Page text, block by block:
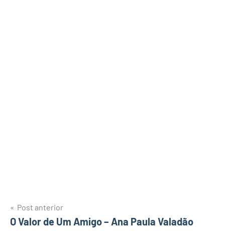
Navegação
de
Post anterior
O Valor de Um Amigo – Ana Paula Valadão